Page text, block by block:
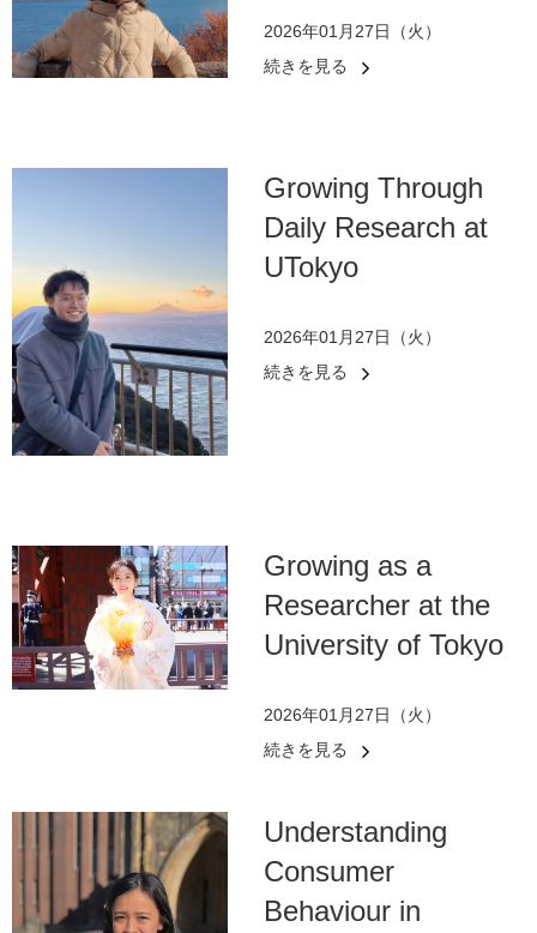
2026年01月27日（火）
続きを見る
Growing Through
Daily Research at
UTokyo
2026年01月27日（火）
続きを見る
Growing as a
Researcher at the
University of Tokyo
2026年01月27日（火）
続きを見る
Understanding
Consumer
Behaviour in